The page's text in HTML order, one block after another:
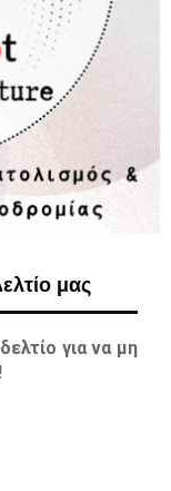
μας
για να μη